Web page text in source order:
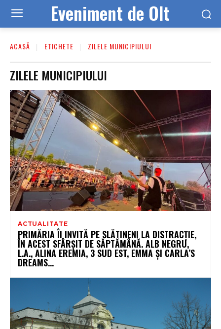
Eveniment de Olt
ACASĂ ETICHETE ZILELE MUNICIPIULUI
ZILELE MUNICIPIULUI
ACTUALITATE
PRIMĂRIA ÎI INVITĂ PE SLĂTINENI LA DISTRACȚIE,
ÎN ACEST SFÂRȘIT DE SĂPTĂMÂNĂ. ALB NEGRU,
L.A., ALINA EREMIA, 3 SUD EST, EMMA ȘI CARLA’S
DREAMS...